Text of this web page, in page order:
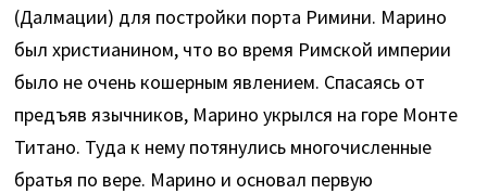
(Далмации) для постройки порта Римини. Марино
был христианином, что во время Римской империи
было не очень кошерным явлением. Спасаясь от
предъяв язычников, Марино укрылся на горе Монте
Титано. Туда к нему потянулись многочисленные
братья по вере. Марино и основал первую